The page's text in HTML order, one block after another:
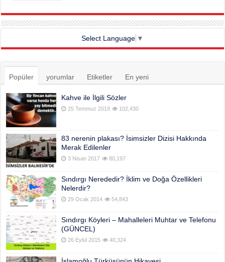
Select Language ▼
Popüler yorumlar Etiketler En yeni
Kahve ile İlgili Sözler
25 Temmuz 2019 102,430
83 nerenin plakası? İsimsizler Dizisi Hakkında
Merak Edilenler
3 Nisan 2017 80,197
Sındırgı Nerededir? İklim ve Doğa Özellikleri
Nelerdir?
29 Ocak 2014 54,843
Sındırgı Köyleri – Mahalleleri Muhtar ve Telefonu
(GÜNCEL)
26 Eylül 2015 40,324